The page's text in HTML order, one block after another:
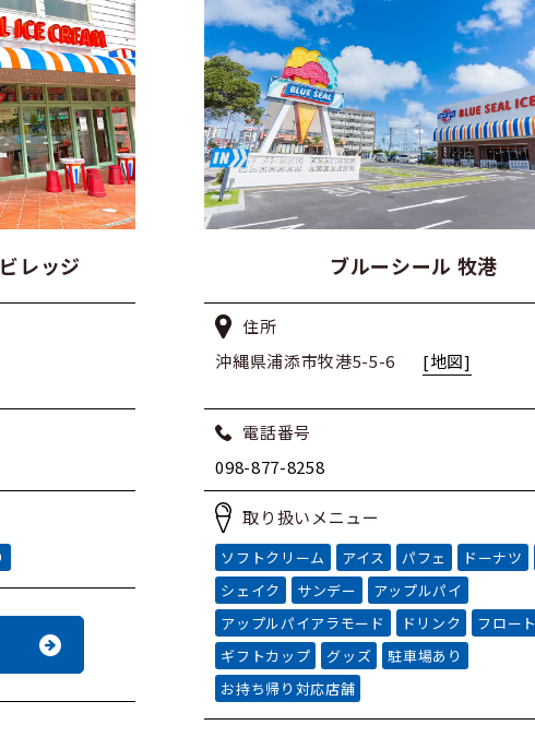
レッジ ブルーシール 牧港
住所
沖縄県浦添市牧港5-5-6
[地図]
電話番号
098-877-8258
取り扱いメニュー
ソフトクリーム アイス パフェ ドーナツ
シェイク
サンデー
アップルパイ
アップルパイアラモード
ドリンク
フロート
ギフトカップ
グッズ
駐車場あり
お持ち帰り対応店舗